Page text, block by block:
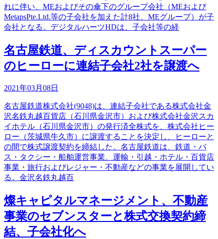
れに伴い、MEおよびその傘下のグループ会社（MEおよび
MetapsPte.Ltd.等の子会社を加えた計8社、MEグループ）が子
会社となる。デジタルハーツHDは、子会社等の経
名古屋鉄道、ディスカウントスーパー
のヒーローに連結子会社2社を譲渡へ
2021年03月08日
名古屋鉄道株式会社(9048)は、連結子会社である株式会社金
沢名鉄丸越百貨店（石川県金沢市）および株式会社金沢スカ
イホテル（石川県金沢市）の発行済全株式を、株式会社ヒー
ロー（茨城県牛久市）に譲渡することを決定し、ヒーローと
の間で株式譲渡契約を締結した。名古屋鉄道は、鉄道・バ
ス・タクシー・船舶運営事業、運輸・引越・ホテル・百貨店
事業・旅行およびレジャー・不動産などの事業を展開してい
る。金沢名鉄丸越百
燦キャピタルマネージメント、不動産
事業のセブンスターと株式交換契約締
結、子会社化へ